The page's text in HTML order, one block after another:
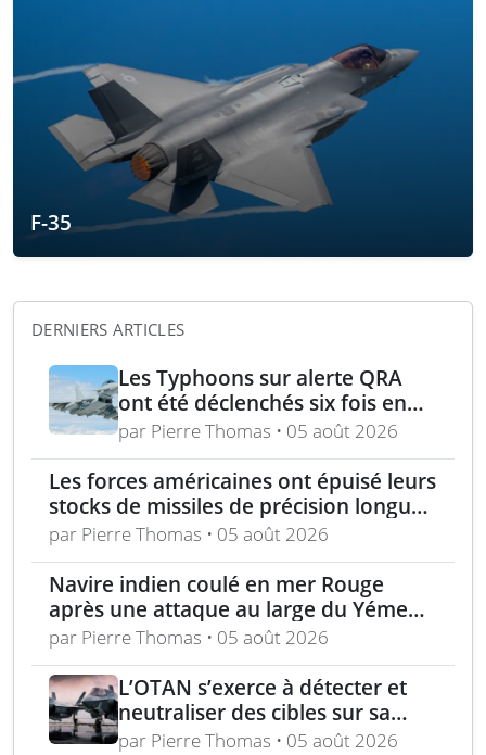
F-35
DERNIERS ARTICLES
Les Typhoons sur alerte QRA
ont été déclenchés six fois en
2025-26, dont la moitié face à la
Russie
par Pierre Thomas • 05 août 2026
Les forces américaines ont épuisé leurs
stocks de missiles de précision longue
portée dans la guerre contre l’Iran
par Pierre Thomas • 05 août 2026
Navire indien coulé en mer Rouge
après une attaque au large du Yémen,
équipage sauvé
par Pierre Thomas • 05 août 2026
L’OTAN s’exerce à détecter et
neutraliser des cibles sur sa
frontière orientale
par Pierre Thomas • 05 août 2026